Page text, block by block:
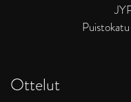
Ottelut